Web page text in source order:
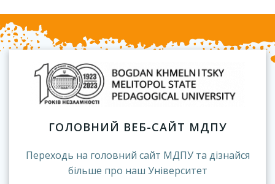
ГОЛОВНИЙ ВЕБ-САЙТ МДПУ
Переходь на головний сайт МДПУ та дізнайся
більше про наш Університет